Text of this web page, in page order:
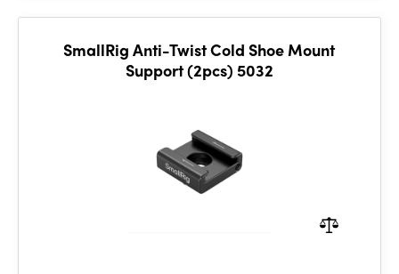
SmallRig Anti-Twist Cold Shoe Mount
Support (2pcs) 5032